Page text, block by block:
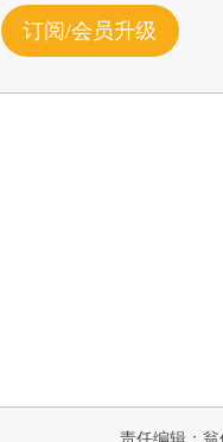
订阅/会员升级
责任编辑：